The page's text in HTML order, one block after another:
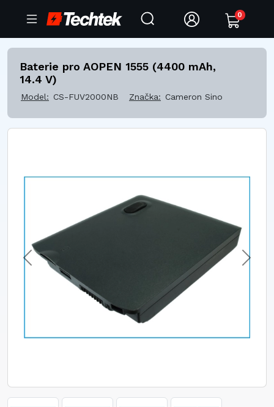
0
Baterie pro AOPEN 1555 (4400 mAh,
14.4 V)
Model: CS-FUV2000NB Značka: Cameron Sino